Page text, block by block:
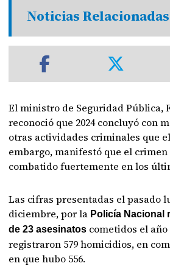
Noticias Relacionadas
El ministro de Seguridad Pública,
reconoció que 2024 concluyó con
otras actividades criminales que
embargo, manifestó que el
combatido fuertemente en los
Las cifras presentadas el pasado
diciembre, por la Policía Nacional
de 23 asesinatos cometidos el año
registraron 579 homicidios, en
en que hubo 556.